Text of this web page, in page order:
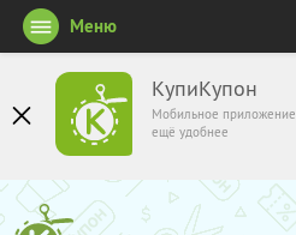
КупиКупон
Мобильное приложение
ещё удобнее
Меню